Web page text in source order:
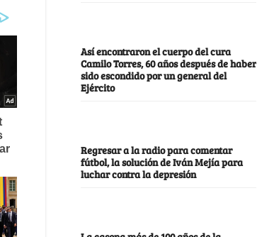
Así encontraron el cuerpo del cura
Camilo Torres, 60 años después de haber
sido escondido por un general del
Ejército
Regresar a la radio para comentar
fútbol, la solución de Iván Mejía para
luchar contra la depresión